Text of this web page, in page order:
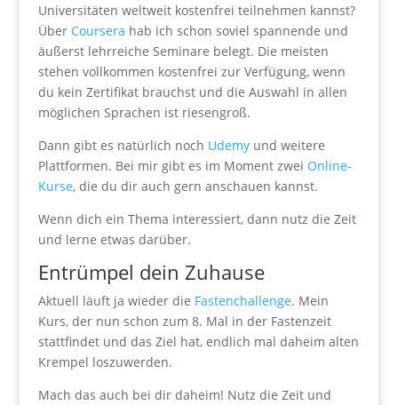
Universitäten weltweit kostenfrei teilnehmen kannst?
Über Coursera hab ich schon soviel spannende und
äußerst lehrreiche Seminare belegt. Die meisten
stehen vollkommen kostenfrei zur Verfügung, wenn
du kein Zertifikat brauchst und die Auswahl in allen
möglichen Sprachen ist riesengroß.
Dann gibt es natürlich noch Udemyund weitere
Plattformen. Bei mir gibt es im Moment zwei Online-
Kurse, die du dir auch gern anschauen kannst.
Wenn dich ein Thema interessiert, dann nutz die Zeit
und lerne etwas darüber.
Entrümpel dein Zuhause
Aktuell läuft ja wieder die Fastenchallenge. Mein
Kurs, der nun schon zum 8. Mal in der Fastenzeit
stattfindet und das Ziel hat, endlich mal daheim alten
Krempel loszuwerden.
Mach das auch bei dir daheim! Nutz die Zeit und